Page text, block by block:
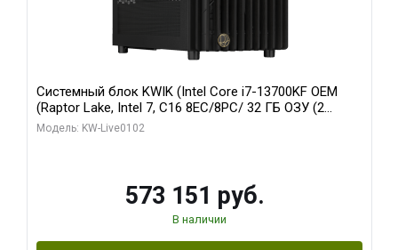
Системный блок KWIK (Intel Core i7-13700KF OEM
(Raptor Lake, Intel 7, C16 8EC/8PC/ 32 ГБ ОЗУ (2
модуля)/ Afox RTX4090 24GB GDDR6X 384-Bit 3xDP
Модель: KW-Live0102
573 151 руб.
В наличии